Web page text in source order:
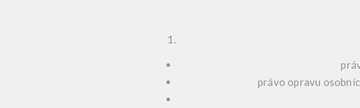
právo opravu